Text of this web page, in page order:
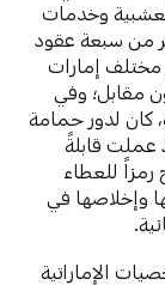
وخدمات
من سبعة عقود
إمارات
مقابل؛ وفي
كان لدور حمامة
عملت قابلةً
للعطاء
وإخلاصها في
الإماراتية